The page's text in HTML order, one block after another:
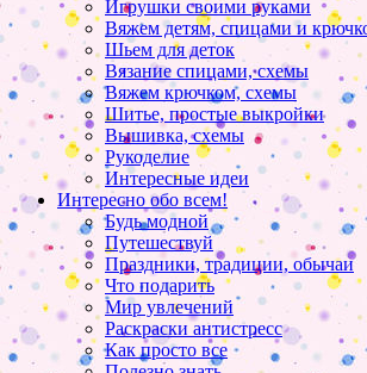
Игрушки своими руками
Вяжем детям, спицами и
Шьем для деток
Вязание спицами, схемы
Вяжем крючком, схемы
Шитье, простые выкройки
Вышивка, схемы
Рукоделие
Интересные идеи
Интересно обо всем!
Будь модной
Путешествуй
Праздники, традиции, обычаи
Что подарить
Мир увлечений
Раскраски антистресс
Как просто все